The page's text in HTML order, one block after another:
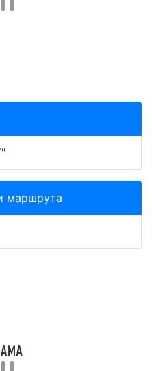
маршрута